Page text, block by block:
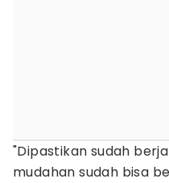
"Dipastikan sudah
mudahan sudah bisa